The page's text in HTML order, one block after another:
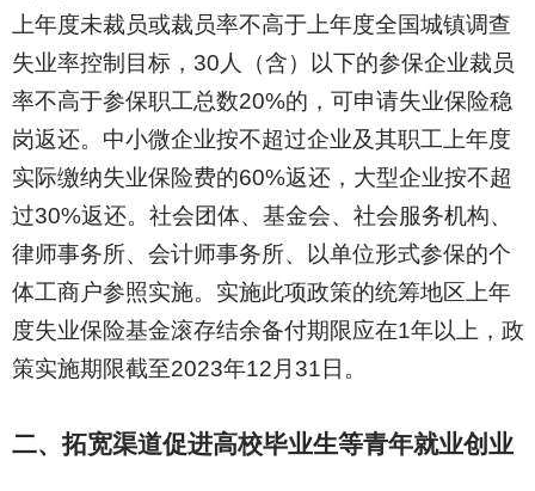
上年度未裁员或裁员率不高于上年度全国城镇调查
失业率控制目标，30人（含）以下的参保企业裁员
率不高于参保职工总数20%的，可申请失业保险稳
岗返还。中小微企业按不超过企业及其职工上年度
实际缴纳失业保险费的60%返还，大型企业按不超
过30%返还。社会团体、基金会、社会服务机构、
律师事务所、会计师事务所、以单位形式参保的个
体工商户参照实施。实施此项政策的统筹地区上年
度失业保险基金滚存结余备付期限应在1年以上，政
策实施期限截至2023年12月31日。
二、拓宽渠道促进高校毕业生等青年就业创业